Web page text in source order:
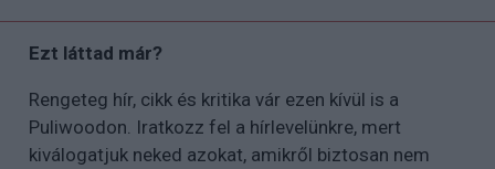
Ezt láttad már?
Rengeteg hír, cikk és kritika vár ezen kívül is a
Puliwoodon. Iratkozz fel a hírlevelünkre, mert
kiválogatjuk neked azokat, amikről biztosan nem